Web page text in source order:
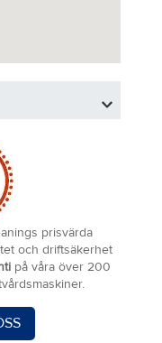
prisvärda
och driftsäkerhet
på våra över 200